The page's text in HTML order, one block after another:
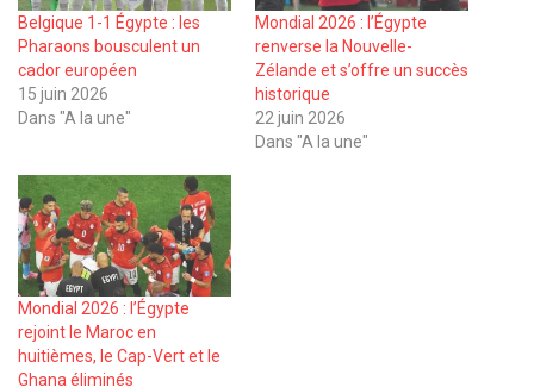
Belgique 1-1 Égypte : les
Pharaons bousculent un
cador européen
15 juin 2026
Dans "A la une"
Mondial 2026 : l’Égypte
renverse la Nouvelle-
Zélande et s’offre un succès
historique
22 juin 2026
Dans "A la une"
Mondial 2026 : l’Égypte
rejoint le Maroc en
huitièmes, le Cap-Vert et le
Ghana éliminés